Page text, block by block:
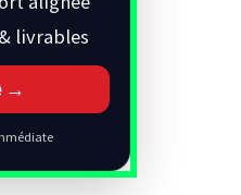
livrables
→